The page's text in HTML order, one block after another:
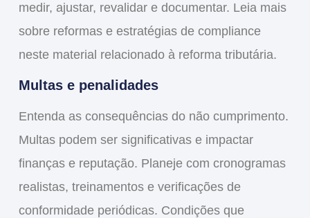
medir, ajustar, revalidar e documentar. Leia mais
sobre reformas e estratégias de compliance
neste material relacionado à reforma tributária.
Multas e penalidades
Entenda as consequências do não cumprimento.
Multas podem ser significativas e impactar
finanças e reputação. Planeje com cronogramas
realistas, treinamentos e verificações de
conformidade periódicas. Condições que